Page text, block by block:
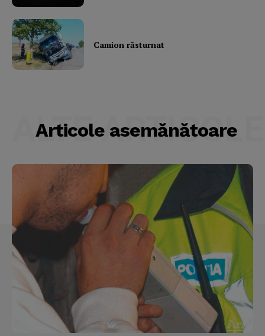
My account
Camion răsturnat
Articole asemănătoare
ALTE ARTICOLE